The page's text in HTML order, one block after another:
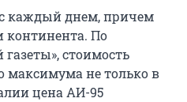
каждый днем, причем
континента. По
стоимость
максимума не только в
цена АИ-95